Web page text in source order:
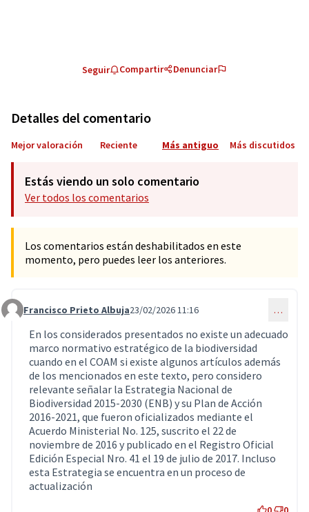
Seguir Compartir Denunciar
Detalles del comentario
Mejor valoración Reciente Más antiguo Más discutidos
Estás viendo un solo comentario
Ver todos los comentarios
Los comentarios están deshabilitados en este
momento, pero puedes leer los anteriores.
Comentario 15
Francisco Prieto Albuja23/02/2026 11:16 …
En los considerados presentados no existe un adecuado
marco normativo estratégico de la biodiversidad
cuando en el COAM si existe algunos artículos además
de los mencionados en este texto, pero considero
relevante señalar la Estrategia Nacional de
Biodiversidad 2015-2030 (ENB) y su Plan de Acción
2016-2021, que fueron oficializados mediante el
Acuerdo Ministerial No. 125, suscrito el 22 de
noviembre de 2016 y publicado en el Registro Oficial
Edición Especial Nro. 41 el 19 de julio de 2017. Incluso
esta Estrategia se encuentra en un proceso de
actualización